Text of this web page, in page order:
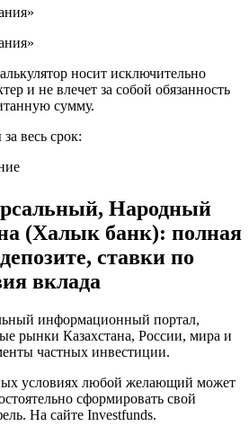
носит исключительно
и не влечет за собой обязанность
сумму.
весь срок:
Народный
(Халык банк): полная
ставки по
вклада
информационный портал,
рынки Казахстана, России, мира и
частных инвестиции.
условиях любой желающий может
сформировать свой
На сайте Investfunds.